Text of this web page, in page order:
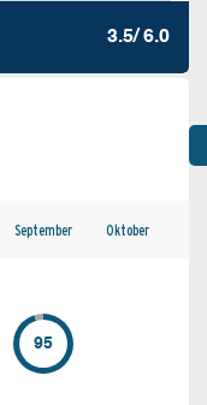
3.5/ 6.0
September Oktober
95